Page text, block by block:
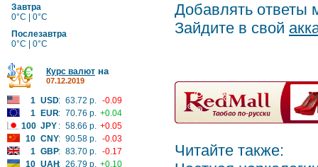
Завтра
0°C | 0°C
Послезавтра
0°C | 0°C
Курс валют на
07.12.2019
1 USD: 63.72 р. -0.09
1
EUR: 70.76 р. +0.04
100 JPY : 58.66 р. +0.05
10 CNY: 90.58 р. -0.03
1 GBP: 83.70 р. -0.17
10 UAH: 26.79 р. +0.10
Добавлять ответы
Зайдите в свой
Читайте также: